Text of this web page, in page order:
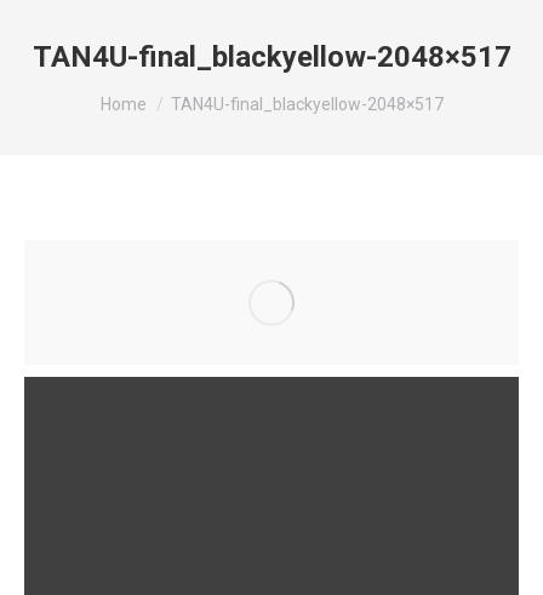
TAN4U-final_blackyellow-2048×517
You are here:
Home TAN4U-final_blackyellow-2048×517